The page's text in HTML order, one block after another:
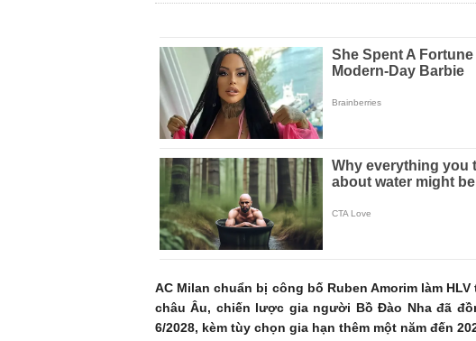
AC Milan chuẩn bị công bố Ruben Amorim làm
châu Âu, chiến lược gia người Bồ Đào Nha đã
6/2028, kèm tùy chọn gia hạn thêm một năm đến